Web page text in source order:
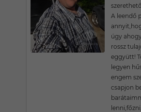
A leendő
úgy
rossz
eggyütt!
legyen
engem
csapjon